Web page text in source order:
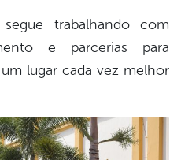
trabalhando com
e parcerias para
lugar cada vez melhor